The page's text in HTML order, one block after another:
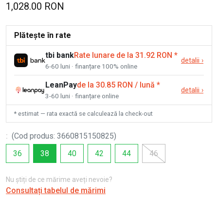
1,028.00 RON
Plătește în rate
tbi bankRate lunare de la 31.92 RON *
6-60 luni · finanțare 100% online
detalii ›
LeanPayde la 30.85 RON / lună *
3-60 luni · finanțare online
detalii ›
* estimat — rata exactă se calculează la check-out
: (Cod produs: 3660815150825)
36
38 40 42 44 46
Nu știți de ce mărime aveți nevoie?
Consultați tabelul de mărimi